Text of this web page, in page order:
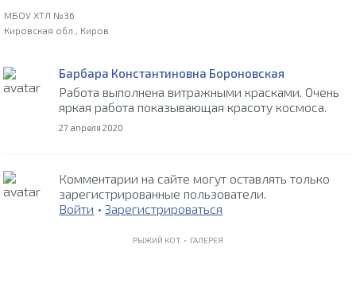
МБОУ ХТЛ №36
Кировская обл., Киров
Барбара Константиновна Бороновская
Работа выполнена витражными красками. Очень
яркая работа показывающая красоту космоса.
27 апреля 2020
Комментарии на сайте могут оставлять только
зарегистрированные пользователи.
Войти •Зарегистрироваться
РЫЖИЙ КОТ • ГАЛЕРЕЯ